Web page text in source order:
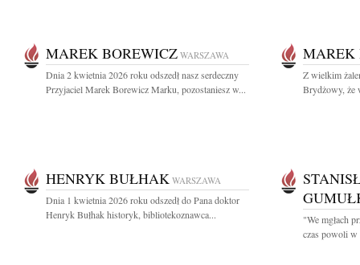
MAREK BOREWICZ WARSZAWA
Dnia 2 kwietnia 2026 roku odszedł nasz serdeczny
Przyjaciel Marek Borewicz Marku, pozostaniesz w...
MAREK
Z wielkim
Brydżowy, że
HENRYK BUŁHAK WARSZAWA
Dnia 1 kwietnia 2026 roku odszedł do Pana doktor
Henryk Bułhak historyk, bibliotekoznawca...
"We mgłach
czas powoli w